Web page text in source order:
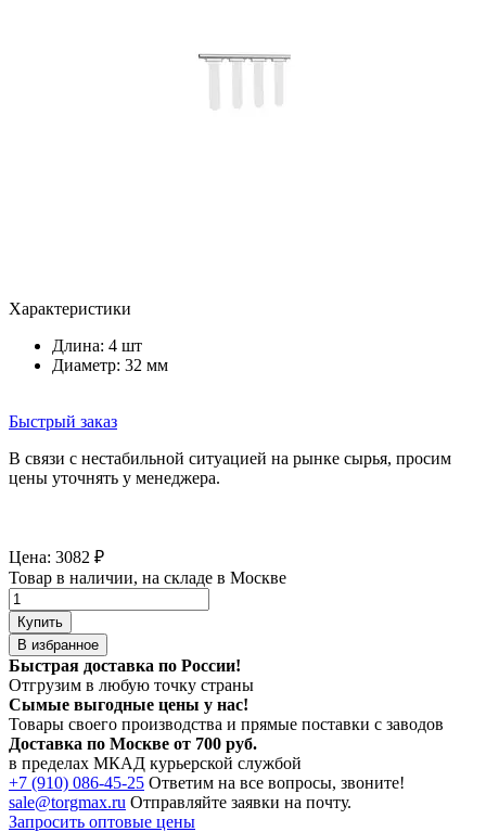
Характеристики
Длина: 4 шт
Диаметр: 32 мм
Быстрый заказ
В связи с нестабильной ситуацией на рынке сырья, просим
цены уточнять у менеджера.
Цена: 3082 ₽
Товар в наличии, на складе в Москве
Купить
В избранное
Быстрая доставка по России!
Отгрузим в любую точку страны
Сымые выгодные цены у нас!
Товары своего производства и прямые поставки с заводов
Доставка по Москве от 700 руб.
в пределах МКАД курьерской службой
+7 (910) 086-45-25 Ответим на все вопросы, звоните!
sale@torgmax.ru Отправляйте заявки на почту.
Запросить оптовые цены